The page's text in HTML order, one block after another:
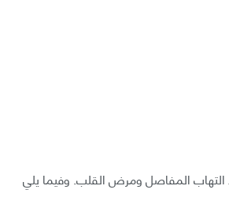
التهاب المفاصل ومرض القلب. وفيما يلي